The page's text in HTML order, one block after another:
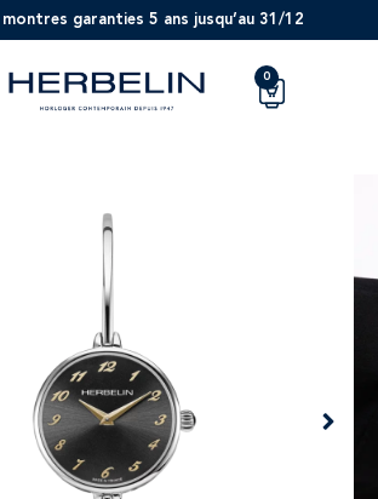
garanties 5 ans jusqu’au 31/12
0